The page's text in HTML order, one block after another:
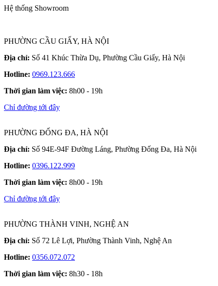
Hệ thống Showroom
PHƯỜNG CẦU GIẤY, HÀ NỘI
Địa chỉ: Số 41 Khúc Thừa Dụ, Phường Cầu Giấy, Hà Nội
Hotline: 0969.123.666
Thời gian làm việc: 8h00 - 19h
Chỉ đường tới đây
PHƯỜNG ĐỐNG ĐA, HÀ NỘI
Địa chỉ: Số 94E-94F Đường Láng, Phường Đống Đa, Hà Nội
Hotline: 0396.122.999
Thời gian làm việc: 8h00 - 19h
Chỉ đường tới đây
PHƯỜNG THÀNH VINH, NGHỆ AN
Địa chỉ: Số 72 Lê Lợi, Phường Thành Vinh, Nghệ An
Hotline: 0356.072.072
Thời gian làm việc: 8h30 - 18h